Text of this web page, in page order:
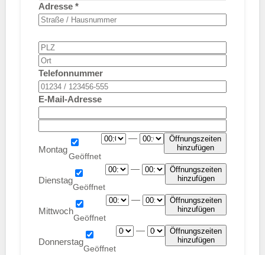
Adresse *
Telefonnummer
E-Mail-Adresse
Montag
—
Öffnungszeiten
hinzufügen
Dienstag
—
Öffnungszeiten
hinzufügen
Mittwoch
—
Öffnungszeiten
hinzufügen
Donnerstag
—
Öffnungszeiten
hinzufügen